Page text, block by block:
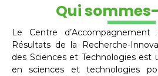
Qui
Le Centre
Résultats de la Recherche-
des Sciences et Technologies est
en sciences et technologies